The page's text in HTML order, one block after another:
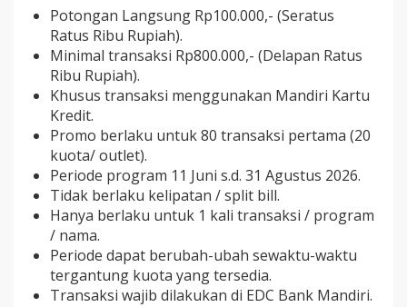
Potongan Langsung Rp100.000,- (Seratus
Ratus Ribu Rupiah).
Minimal transaksi Rp800.000,- (Delapan Ratus
Ribu Rupiah).
Khusus transaksi menggunakan Mandiri Kartu
Kredit.
Promo berlaku untuk 80 transaksi pertama (20
kuota/ outlet).
Periode program 11 Juni s.d. 31 Agustus 2026.
Tidak berlaku kelipatan / split bill.
Hanya berlaku untuk 1 kali transaksi / program
/ nama.
Periode dapat berubah-ubah sewaktu-waktu
tergantung kuota yang tersedia.
Transaksi wajib dilakukan di EDC Bank Mandiri.